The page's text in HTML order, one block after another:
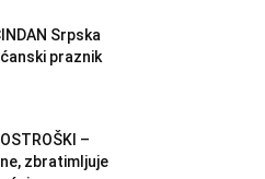
Srpska
praznik
–
zbratimljuje